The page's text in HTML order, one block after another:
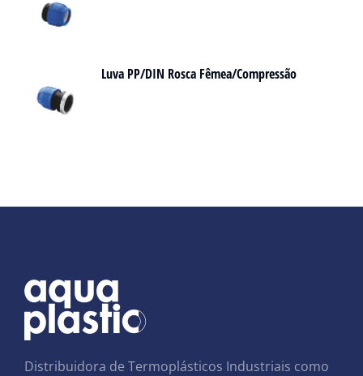
Luva PP/DIN Rosca Fêmea/Compressão
Distribuidora de Termoplásticos Industriais como